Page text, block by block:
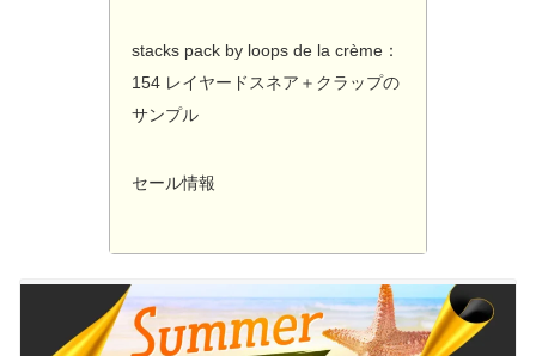
stacks pack by loops de la crème：
154 レイヤードスネア＋クラップの
サンプル
セール情報